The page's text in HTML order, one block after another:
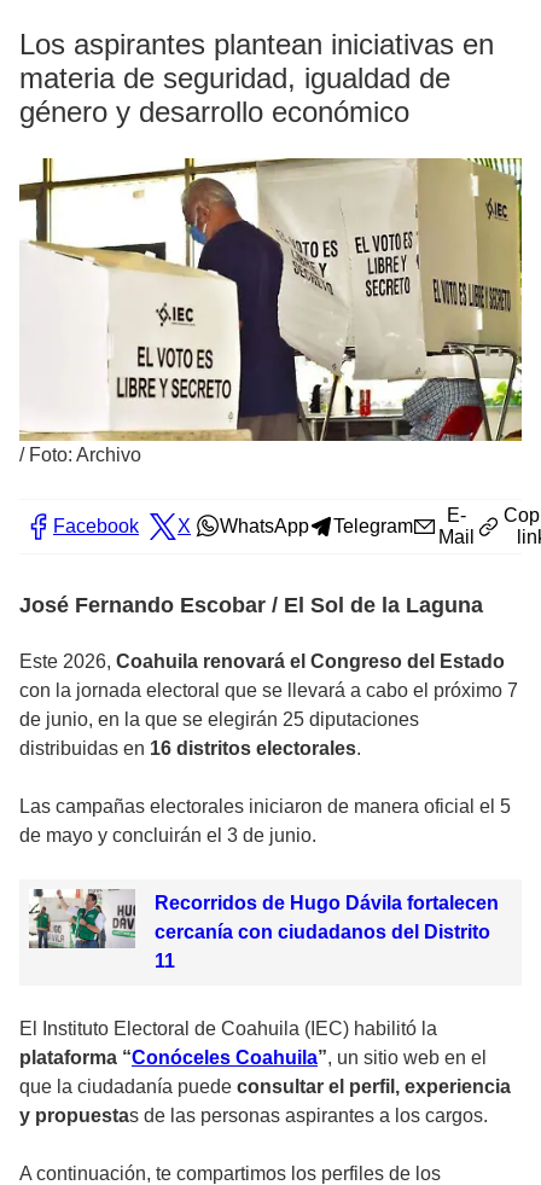
Los aspirantes plantean iniciativas en
materia de seguridad, igualdad de
género y desarrollo económico
/ Foto: Archivo
Facebook X WhatsApp Telegram
E-
Mail
José Fernando Escobar / El Sol de la Laguna
Este 2026, Coahuila renovará el Congreso del Estado
con la jornada electoral que se llevará a cabo el próximo 7
de junio, en la que se elegirán 25 diputaciones
distribuidas en 16 distritos electorales.
Las campañas electorales iniciaron de manera oficial el 5
de mayo y concluirán el 3 de junio.
Recorridos de Hugo Dávila fortalecen
cercanía con ciudadanos del Distrito
11
El Instituto Electoral de Coahuila (IEC) habilitó la
plataforma “Conóceles Coahuila”, un sitio web en el
que la ciudadanía puede consultar el perfil, experiencia
y propuestas de las personas aspirantes a los cargos.
A continuación, te compartimos los perfiles de los